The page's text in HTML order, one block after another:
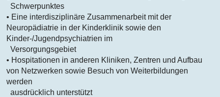
Schwerpunktes
• Eine interdisziplinäre Zusammenarbeit mit der
Neuropädiatrie in der Kinderklinik sowie den
Kinder-/Jugendpsychiatrien im
Versorgungsgebiet
• Hospitationen in anderen Kliniken, Zentren und Aufbau
von Netzwerken sowie Besuch von Weiterbildungen
werden
ausdrücklich unterstützt